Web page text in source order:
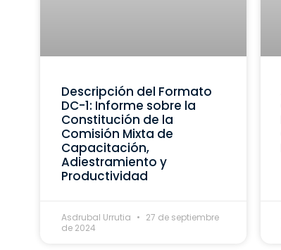
Descripción del Formato
DC-1: Informe sobre la
Constitución de la
Comisión Mixta de
Capacitación,
Adiestramiento y
Productividad
Asdrubal Urrutia
27 de septiembre
de 2024